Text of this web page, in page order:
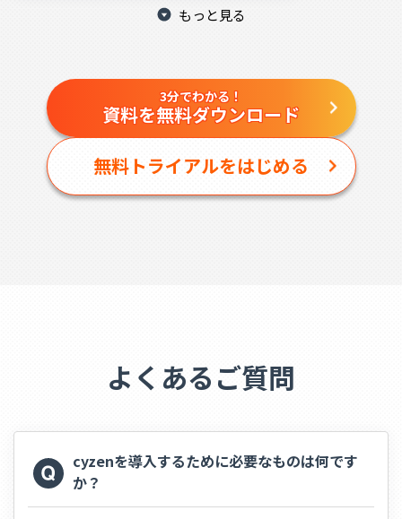
もっと見る
3分でわかる！
資料を無料ダウンロード
無料トライアルをはじめる
よくあるご質問
cyzenを導入するために必要なものは何です
か？